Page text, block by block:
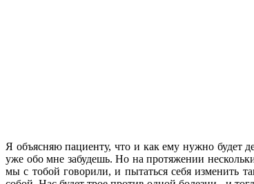
Я объясняю пациенту, что и как ему нужно будет
уже обо мне забудешь. Но на протяжении
мы с тобой говорили, и пытаться себя изменить